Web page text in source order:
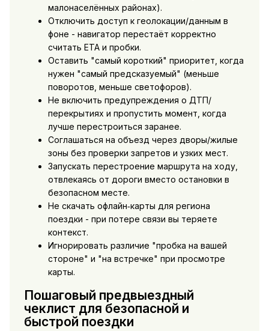
малонаселённых районах).
Отключить доступ к геолокации/данным в
фоне - навигатор перестаёт корректно
считать ETA и пробки.
Оставить "самый короткий" приоритет, когда
нужен "самый предсказуемый" (меньше
поворотов, меньше светофоров).
Не включить предупреждения о ДТП/
перекрытиях и пропустить момент, когда
лучше перестроиться заранее.
Соглашаться на объезд через дворы/жилые
зоны без проверки запретов и узких мест.
Запускать перестроение маршрута на ходу,
отвлекаясь от дороги вместо остановки в
безопасном месте.
Не скачать офлайн‑карты для региона
поездки - при потере связи вы теряете
контекст.
Игнорировать различие "пробка на вашей
стороне" и "на встречке" при просмотре
карты.
Пошаговый предвыездный
чеклист для безопасной и
быстрой поездки